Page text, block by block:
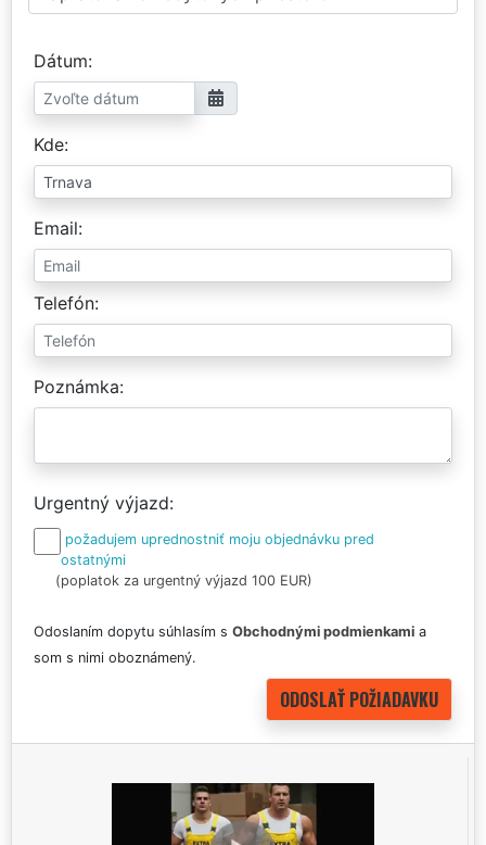
Dátum
Kde
Email
Telefón
Poznámka
Urgentný výjazd
požadujem uprednostniť moju objednávku pred
ostatnými
(poplatok za urgentný výjazd 100 EUR)
Odoslaním dopytu súhlasím s Obchodnými podmienkami a
som s nimi oboznámený.